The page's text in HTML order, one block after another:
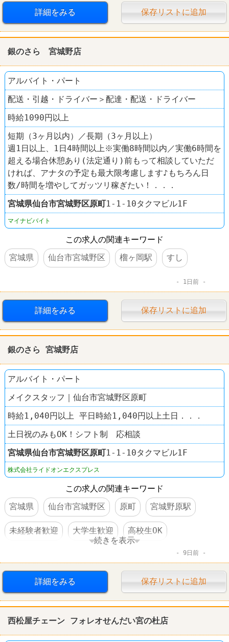
制服あり 車・バイク通勤可 すし 銀のさら
詳細をみる 保存リストに追加
銀のさら 宮城野店
アルバイト・パート
配送・引越・ドライバー＞配達・配送・ドライバー
時給1090円以上
短期（3ヶ月以内）／長期（3ヶ月以上）
週1日以上、1日4時間以上※実働8時間以内／実働6時間を
超える場合休憩あり(法定通り)前もって相談していただ
ければ、アナタの予定も最大限考慮します♪もちろん日
数/時間を増やしてガッツリ稼ぎたい！．．．
宮城県仙台市宮城野区原町1-1-10タクマビル1F
マイナビバイト
この求人の関連キーワード
宮城県
仙台市宮城野区 榴ヶ岡駅 すし
1日前
詳細をみる 保存リストに追加
銀のさら 宮城野店
アルバイト・パート
メイクスタッフ｜仙台市宮城野区原町
時給1,040円以上 平日時給1,040円以上土日．．．
土日祝のみもOK！シフト制 応相談
宮城県仙台市宮城野区原町1-1-10タクマビル1F
株式会社ライドオンエクスプレス
この求人の関連キーワード
宮城県
仙台市宮城野区 原町 宮城野原駅
未経験者歓迎 大学生歓迎 高校生OK
社員割引あり
制服あり 車・バイク通勤可 すし 銀のさら
続きを表示
9日前
詳細をみる 保存リストに追加
西松屋チェーン フォレオせんだい宮の杜店